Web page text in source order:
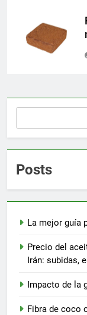
Posts
La mejor guía
Precio del
Irán: subidas,
Impacto de la
Fibra de coco